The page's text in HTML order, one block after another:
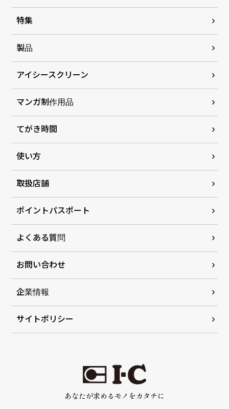
あなたが求めるモノをカタチに
特集
製品
アイシースクリーン
マンガ制作用品
てがき時間
使い方
取扱店舗
ポイントパスポート
よくある質問
お問い合わせ
企業情報
サイトポリシー